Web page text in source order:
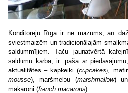
Konditoreju Rīgā ir ne mazums, arī
sviestmaizēm un tradicionālajām
saldummīļiem. Taču jaunatvērtā
saldumu kārba, ir īpaša ar
aktualitātes – kapkeiki (cupcakes),
mousse), maršmelou (marshmallow)
makaroni (french macarons).